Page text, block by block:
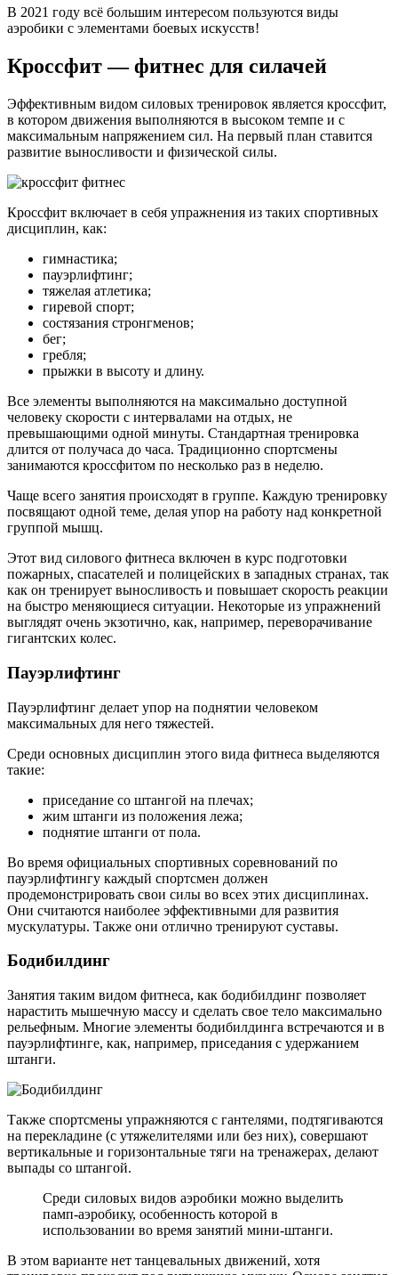
В 2021 году всё большим интересом пользуются виды
аэробики с элементами боевых искусств!
Кроссфит — фитнес для силачей
Эффективным видом силовых тренировок является кроссфит,
в котором движения выполняются в высоком темпе и с
максимальным напряжением сил. На первый план ставится
развитие выносливости и физической силы.
Кроссфит включает в себя упражнения из таких спортивных
дисциплин, как:
гимнастика;
пауэрлифтинг;
тяжелая атлетика;
гиревой спорт;
состязания стронгменов;
бег;
гребля;
прыжки в высоту и длину.
Все элементы выполняются на максимально доступной
человеку скорости с интервалами на отдых, не
превышающими одной минуты. Стандартная тренировка
длится от получаса до часа. Традиционно спортсмены
занимаются кроссфитом по несколько раз в неделю.
Чаще всего занятия происходят в группе. Каждую тренировку
посвящают одной теме, делая упор на работу над конкретной
группой мышц.
Этот вид силового фитнеса включен в курс подготовки
пожарных, спасателей и полицейских в западных странах, так
как он тренирует выносливость и повышает скорость реакции
на быстро меняющиеся ситуации. Некоторые из упражнений
выглядят очень экзотично, как, например, переворачивание
гигантских колес.
Пауэрлифтинг
Пауэрлифтинг делает упор на поднятии человеком
максимальных для него тяжестей.
Среди основных дисциплин этого вида фитнеса выделяются
такие:
приседание со штангой на плечах;
жим штанги из положения лежа;
поднятие штанги от пола.
Во время официальных спортивных соревнований по
пауэрлифтингу каждый спортсмен должен
продемонстрировать свои силы во всех этих дисциплинах.
Они считаются наиболее эффективными для развития
мускулатуры. Также они отлично тренируют суставы.
Бодибилдинг
Занятия таким видом фитнеса, как бодибилдинг позволяет
нарастить мышечную массу и сделать свое тело максимально
рельефным. Многие элементы бодибилдинга встречаются и в
пауэрлифтинге, как, например, приседания с удержанием
штанги.
Также спортсмены упражняются с гантелями, подтягиваются
на перекладине (с утяжелителями или без них), совершают
вертикальные и горизонтальные тяги на тренажерах, делают
выпады со штангой.
Среди силовых видов аэробики можно выделить
памп-аэробику, особенность которой в
использовании во время занятий мини-штанги.
В этом варианте нет танцевальных движений, хотя